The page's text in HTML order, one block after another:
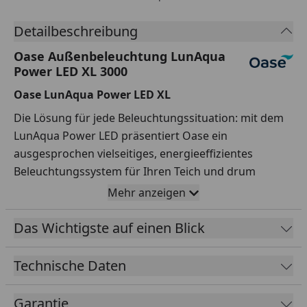
Detailbeschreibung
Oase Außenbeleuchtung LunAqua
Power LED XL 3000
Oase LunAqua Power LED XL
Die Lösung für jede Beleuchtungssituation: mit dem
LunAqua Power LED präsentiert Oase ein
ausgesprochen vielseitiges, energieeffizientes
Beleuchtungssystem für Ihren Teich und drum
herum! Egal ob über oder unter Wasser, an
Sträuchern, Bäumen, Hecken oder hinter einem
kleinen Wasserfall – mit den durchdacht aufeinander
Sie alles gekonnt aus.
Mehr anzeigen
Das Wichtigste auf einen Blick
Technische Daten
Garantie